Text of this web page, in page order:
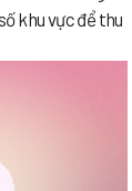
khu vực để thu